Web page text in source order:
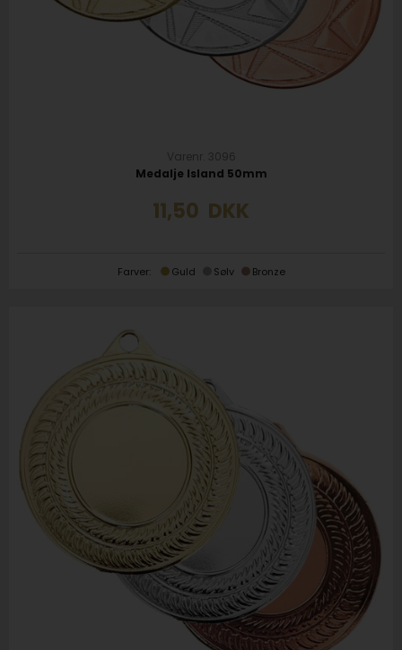
Varenr. 3096
Medalje Island 50mm
11,50 DKK
Farver: Guld Sølv Bronze